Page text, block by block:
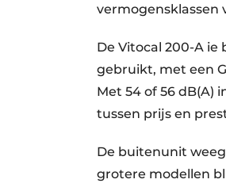
vermogensklassen
De Vitocal 200-A
gebruikt, met een
Met 54 of 56 dB(A)
tussen prijs en
De buitenunit
grotere modellen